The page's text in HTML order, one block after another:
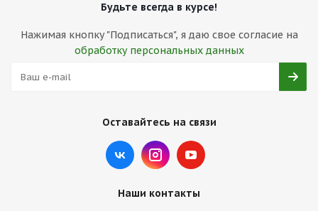
Будьте всегда в курсе!
Нажимая кнопку "Подписаться", я даю свое согласие на
обработку персональных данных
Оставайтесь на связи
Наши контакты